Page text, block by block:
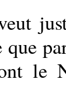
que
le